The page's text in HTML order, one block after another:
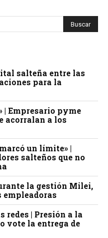
salteña entre las
para la
| Empresario pyme
acorralan a los
un límite» |
salteños que no
la gestión Milei,
empleadoras
redes | Presión a la
vote la entrega de